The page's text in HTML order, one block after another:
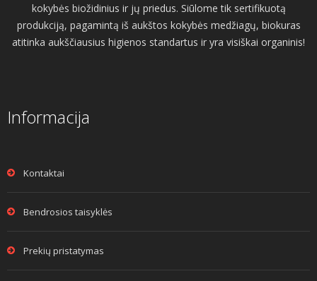
kokybės biožidinius ir jų priedus. Siūlome tik sertifikuotą
produkciją, pagamintą iš aukštos kokybės medžiagų, biokuras
atitinka aukščiausius higienos standartus ir yra visiškai organinis!
Informacija
Kontaktai
Bendrosios taisyklės
Prekių pristatymas